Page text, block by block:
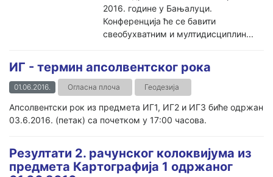
2016. године у Бањалуци.
Конференција ће се бавити
свеобухватним и мултидисциплин...
ИГ - термин апсолвентског рока
01.06.2016. Огласна плоча Геодезија
Апсолвентски рок из предмета ИГ1, ИГ2 и ИГ3 биће одржан
03.6.2016. (петак) са почетком у 17:00 часова.
Резултати 2. рачунског колоквијума из
предмета Картографија 1 одржаног